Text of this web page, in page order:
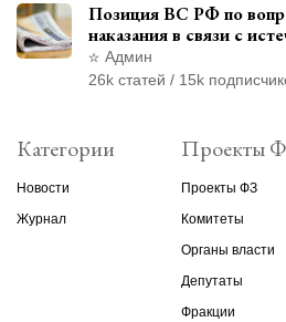
Позиция ВС РФ по
наказания в связи с
уголовного
Админ
26k статей / 15k
Категории
Новости
Журнал
Проекты
Проекты ФЗ
Комитеты
Органы власти
Депутаты
Фракции